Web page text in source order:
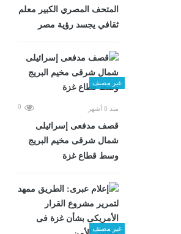
المتحف المصري الكبير معلم
ثقافي يجسد رؤية مصر
غير مصنف
منذ 8 أشهر 0
قصف مدفعى إسرائيلى
شمال شرقى مخيم البريج
وسط قطاع غزة
غير مصنف